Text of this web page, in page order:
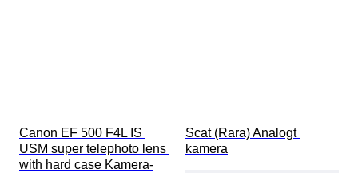
Canon EF 500 F4L IS
USM super telephoto lens
with hard case Kamera-
Scat (Rara) Analogt
kamera